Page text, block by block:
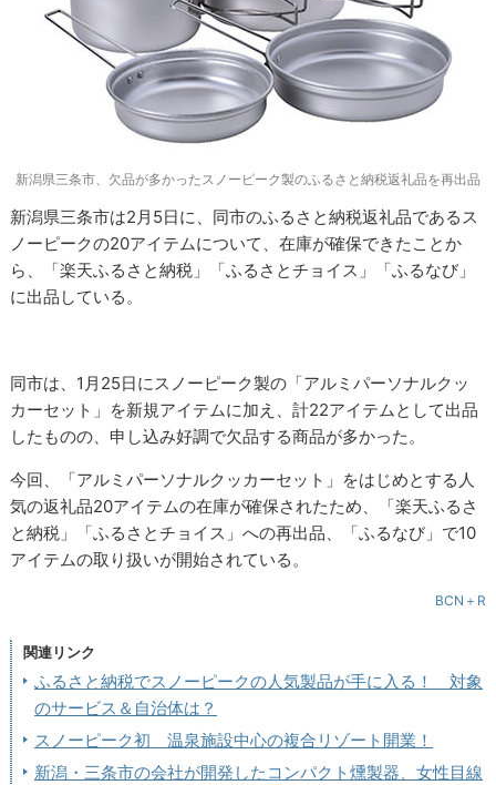
新潟県三条市、欠品が多かったスノーピーク製のふるさと納税返礼品を再出品
新潟県三条市は2月5日に、同市のふるさと納税返礼品であるス
ノーピークの20アイテムについて、在庫が確保できたことか
ら、「楽天ふるさと納税」「ふるさとチョイス」「ふるなび」
に出品している。
同市は、1月25日にスノーピーク製の「アルミパーソナルクッ
カーセット」を新規アイテムに加え、計22アイテムとして出品
したものの、申し込み好調で欠品する商品が多かった。
今回、「アルミパーソナルクッカーセット」をはじめとする人
気の返礼品20アイテムの在庫が確保されたため、「楽天ふるさ
と納税」「ふるさとチョイス」への再出品、「ふるなび」で10
アイテムの取り扱いが開始されている。
BCN＋R
関連リンク
ふるさと納税でスノーピークの人気製品が手に入る！ 対象
のサービス＆自治体は？
スノーピーク初 温泉施設中心の複合リゾート開業！
新潟・三条市の会社が開発したコンパクト燻製器、女性目線